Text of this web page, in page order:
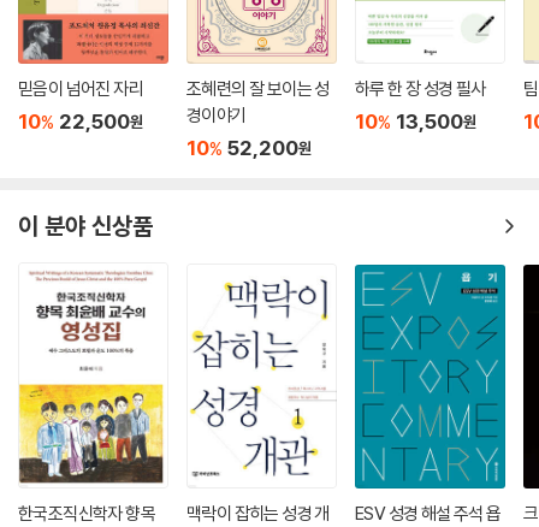
믿음이 넘어진 자리
10% 22,500원
조혜련의 잘 보이는 성
경이야기
10% 52,200원
하루 한 장 성경 필사
10% 13,500원
이 분야 신상품
한국조직신학자 향목
맥락이 잡히는 성경 개
ESV 성경 해설 주석 욥